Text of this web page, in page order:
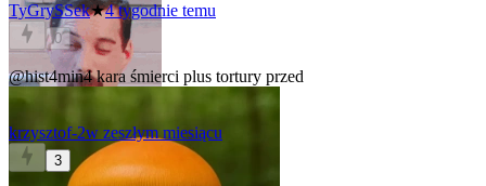
TyGrySSek★4 tygodnie temu
0
@hist4min4kara śmierci plus tortury przed
krzysztof-2w zeszłym miesiącu
3